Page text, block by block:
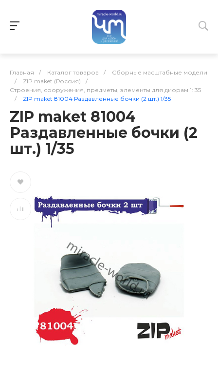
Главная / Каталог товаров /
Сборные масштабные модели
/
ZIP maket (Россия)
/
Строения, сооружения, предметы, элементы для диорам 1: 35
/
ZIP maket 81004 Раздавленные бочки (2 шт.) 1/35
ZIP maket 81004
Раздавленные бочки (2
шт.) 1/35